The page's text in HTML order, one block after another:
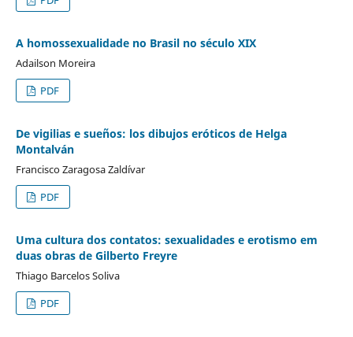
A homossexualidade no Brasil no século XIX
Adailson Moreira
PDF
De vigilias e sueños: los dibujos eróticos de Helga
Montalván
Francisco Zaragosa Zaldívar
PDF
Uma cultura dos contatos: sexualidades e erotismo em
duas obras de Gilberto Freyre
Thiago Barcelos Soliva
PDF